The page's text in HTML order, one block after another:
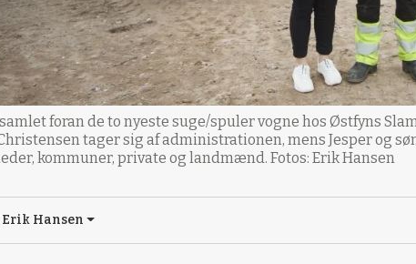
foran de to nyeste suge/spuler vogne hos Østfyns
tager sig af administrationen, mens Jesper og
kommuner, private og landmænd. Fotos: Erik Hansen
Erik Hansen